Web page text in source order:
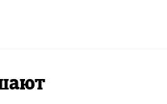
Вот почему десять